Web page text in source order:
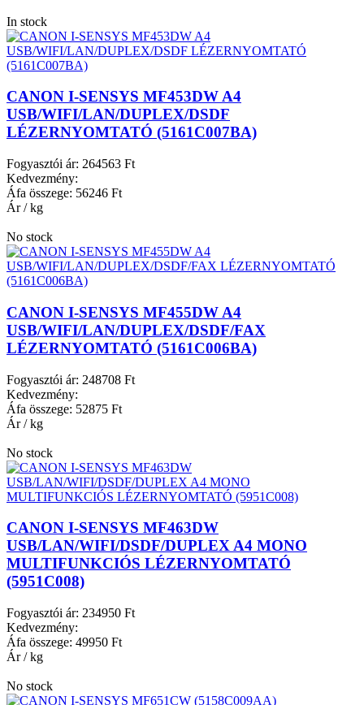
In stock
CANON I-SENSYS MF453DW A4
USB/WIFI/LAN/DUPLEX/DSDF
LÉZERNYOMTATÓ (5161C007BA)
Fogyasztói ár: 264563 Ft
Kedvezmény:
Áfa összege: 56246 Ft
Ár / kg
No stock
CANON I-SENSYS MF455DW A4
USB/WIFI/LAN/DUPLEX/DSDF/FAX
LÉZERNYOMTATÓ (5161C006BA)
Fogyasztói ár: 248708 Ft
Kedvezmény:
Áfa összege: 52875 Ft
Ár / kg
No stock
CANON I-SENSYS MF463DW
USB/LAN/WIFI/DSDF/DUPLEX A4 MONO
MULTIFUNKCIÓS LÉZERNYOMTATÓ
(5951C008)
Fogyasztói ár: 234950 Ft
Kedvezmény:
Áfa összege: 49950 Ft
Ár / kg
No stock